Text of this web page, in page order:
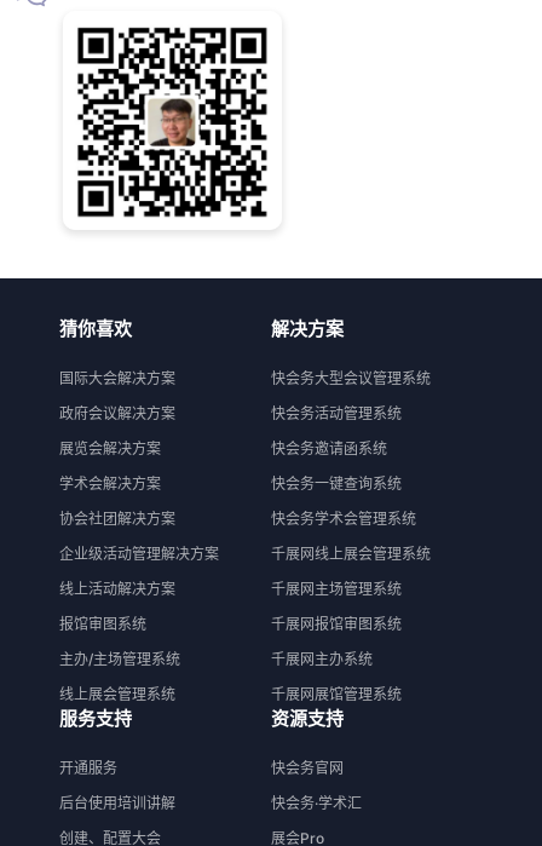
猜你喜欢
国际大会解决方案
政府会议解决方案
展览会解决方案
学术会解决方案
协会社团解决方案
企业级活动管理解决方案
线上活动解决方案
报馆审图系统
主办/主场管理系统
线上展会管理系统
解决方案
快会务大型会议管理系统
快会务活动管理系统
快会务邀请函系统
快会务一键查询系统
快会务学术会管理系统
千展网线上展会管理系统
千展网主场管理系统
千展网报馆审图系统
千展网主办系统
千展网展馆管理系统
服务支持
开通服务
后台使用培训讲解
创建、配置大会
资源支持
快会务官网
快会务·学术汇
展会Pro